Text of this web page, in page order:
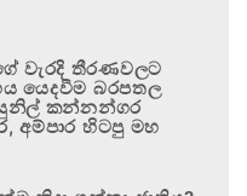
වැරදි තීරණවලට
යෙදවීම බරපතල
කන්නන්ගර
අම්පාර හිටපු මහ